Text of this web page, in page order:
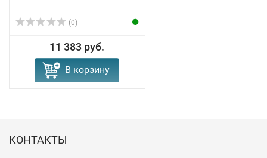
(0)
11 383 руб.
В корзину
КОНТАКТЫ